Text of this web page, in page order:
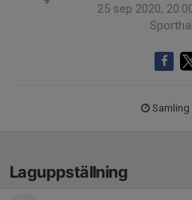
25 sep 2020,
Samling
Laguppställning